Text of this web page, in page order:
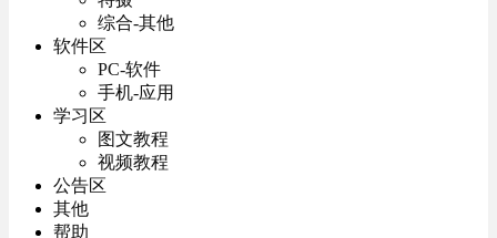
综合-其他
软件区
PC-软件
手机-应用
学习区
图文教程
视频教程
公告区
其他
帮助